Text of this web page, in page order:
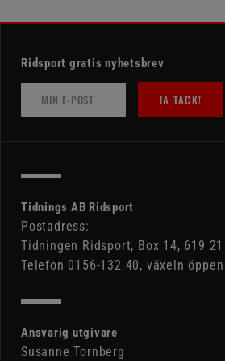
Ridsport gratis nyhetsbrev
JA TACK!
Tidnings AB Ridsport
Postadress:
Tidningen Ridsport, Box 14, 619 21
Telefon 0156-132 40, växeln
Ansvarig utgivare
Susanne Tornberg